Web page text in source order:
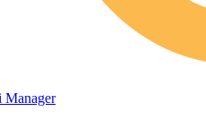
Manager